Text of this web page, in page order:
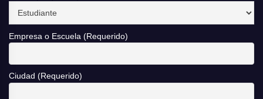
Empresa o Escuela (Requerido)
Ciudad (Requerido)